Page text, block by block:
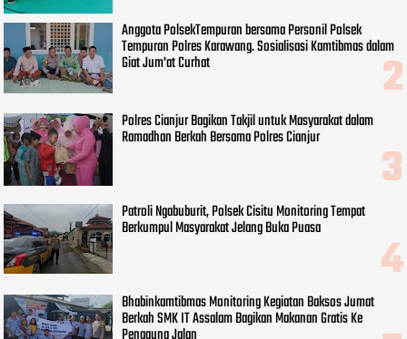
Anggota PolsekTempuran bersama Personil Polsek
Tempuran Polres Karawang. Sosialisasi Kamtibmas dalam
Giat Jum'at Curhat
Polres Cianjur Bagikan Takjil untuk Masyarakat dalam
Ramadhan Berkah Bersama Polres Cianjur
Patroli Ngabuburit, Polsek Cisitu Monitoring Tempat
Berkumpul Masyarakat Jelang Buka Puasa
Bhabinkamtibmas Monitoring Kegiatan Baksos Jumat
Berkah SMK IT Assalam Bagikan Makanan Gratis Ke